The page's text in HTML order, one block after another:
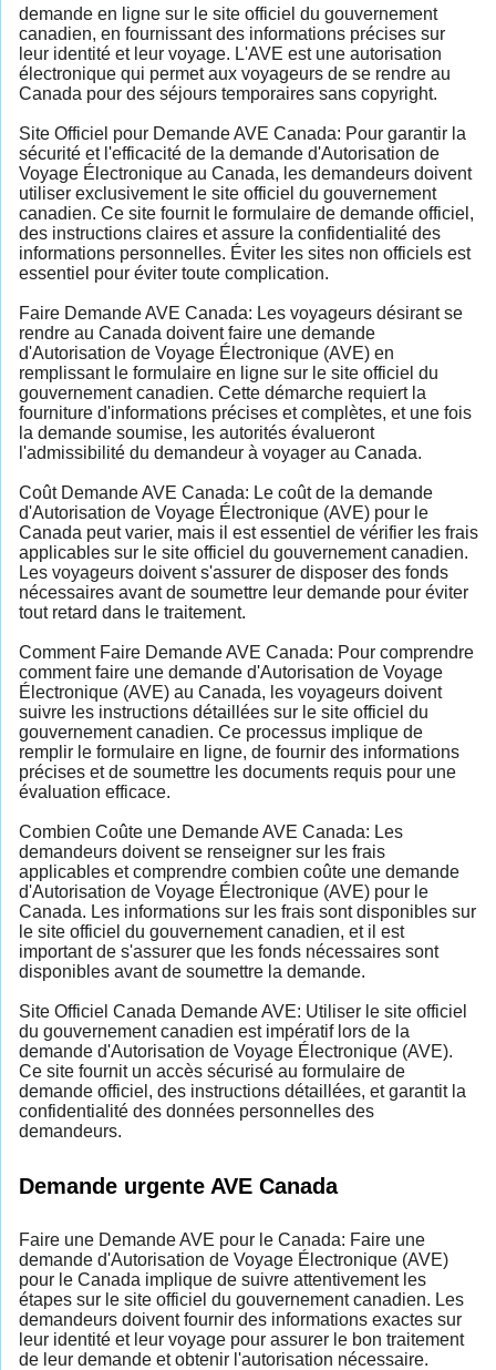
demande en ligne sur le site officiel du gouvernement
canadien, en fournissant des informations précises sur
leur identité et leur voyage. L'AVE est une autorisation
électronique qui permet aux voyageurs de se rendre au
Canada pour des séjours temporaires sans copyright.
Site Officiel pour Demande AVE Canada: Pour garantir la
sécurité et l'efficacité de la demande d'Autorisation de
Voyage Électronique au Canada, les demandeurs doivent
utiliser exclusivement le site officiel du gouvernement
canadien. Ce site fournit le formulaire de demande officiel,
des instructions claires et assure la confidentialité des
informations personnelles. Éviter les sites non officiels est
essentiel pour éviter toute complication.
Faire Demande AVE Canada: Les voyageurs désirant se
rendre au Canada doivent faire une demande
d'Autorisation de Voyage Électronique (AVE) en
remplissant le formulaire en ligne sur le site officiel du
gouvernement canadien. Cette démarche requiert la
fourniture d'informations précises et complètes, et une fois
la demande soumise, les autorités évalueront
l'admissibilité du demandeur à voyager au Canada.
Coût Demande AVE Canada: Le coût de la demande
d'Autorisation de Voyage Électronique (AVE) pour le
Canada peut varier, mais il est essentiel de vérifier les frais
applicables sur le site officiel du gouvernement canadien.
Les voyageurs doivent s'assurer de disposer des fonds
nécessaires avant de soumettre leur demande pour éviter
tout retard dans le traitement.
Comment Faire Demande AVE Canada: Pour comprendre
comment faire une demande d'Autorisation de Voyage
Électronique (AVE) au Canada, les voyageurs doivent
suivre les instructions détaillées sur le site officiel du
gouvernement canadien. Ce processus implique de
remplir le formulaire en ligne, de fournir des informations
précises et de soumettre les documents requis pour une
évaluation efficace.
Combien Coûte une Demande AVE Canada: Les
demandeurs doivent se renseigner sur les frais
applicables et comprendre combien coûte une demande
d'Autorisation de Voyage Électronique (AVE) pour le
Canada. Les informations sur les frais sont disponibles sur
le site officiel du gouvernement canadien, et il est
important de s'assurer que les fonds nécessaires sont
disponibles avant de soumettre la demande.
Site Officiel Canada Demande AVE: Utiliser le site officiel
du gouvernement canadien est impératif lors de la
demande d'Autorisation de Voyage Électronique (AVE).
Ce site fournit un accès sécurisé au formulaire de
demande officiel, des instructions détaillées, et garantit la
confidentialité des données personnelles des
demandeurs.
Demande urgente AVE Canada
Faire une Demande AVE pour le Canada: Faire une
demande d'Autorisation de Voyage Électronique (AVE)
pour le Canada implique de suivre attentivement les
étapes sur le site officiel du gouvernement canadien. Les
demandeurs doivent fournir des informations exactes sur
leur identité et leur voyage pour assurer le bon traitement
de leur demande et obtenir l'autorisation nécessaire.